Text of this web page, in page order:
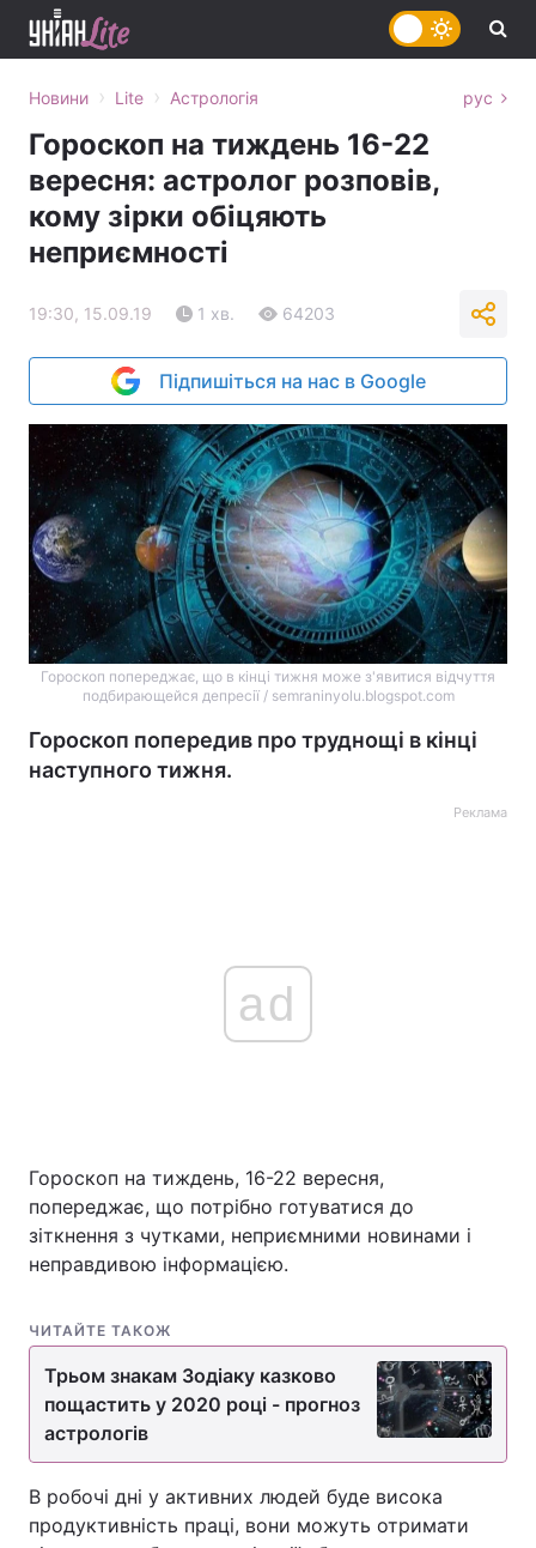
Головна Війна
Україна Політика
Економіка
Спорт
Техно і зв'язок Лайт
Зброя
Здоров'я Туризм
Новини › Lite › Астрологія рус
Гороскоп на тиждень 16-22
вересня: астролог розповів,
кому зірки обіцяють
неприємності
19:30, 15.09.19 1 хв. 64203
Підпишіться на нас в Google
Гороскоп попереджає, що в кінці тижня може з'явитися відчуття
подбирающейся депресії / semraninyolu.blogspot.com
Гороскоп попередив про труднощі в кінці
наступного тижня.
Реклама
ad
Гороскоп на тиждень, 16-22 вересня,
попереджає, що потрібно готуватися до
зіткнення з чутками, неприємними новинами і
неправдивою інформацією.
ЧИТАЙТЕ ТАКОЖ
Трьом знакам Зодіаку казково
пощастить у 2020 році - прогноз
астрологів
В робочі дні у активних людей буде висока
продуктивність праці, вони можуть отримати